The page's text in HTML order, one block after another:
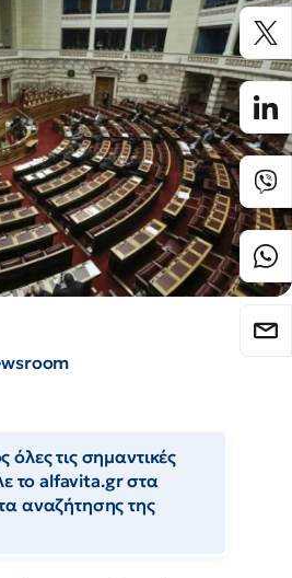
τις σημαντικές
το alfavita.gr στα
αναζήτησης της